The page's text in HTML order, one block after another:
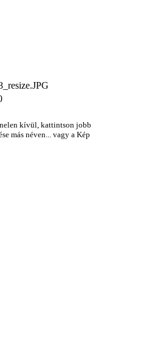
kívül, kattintson jobb
más néven... vagy a Kép